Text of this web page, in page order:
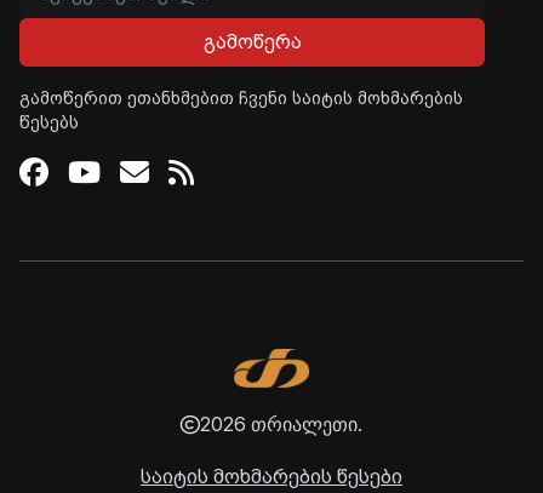
გამოწერა
გამოწერით ეთანხმებით ჩვენი საიტის მოხმარების
წესებს
Facebook
Youtube
Email
RSS
2026 თრიალეთი.
საიტის მოხმარების წესები